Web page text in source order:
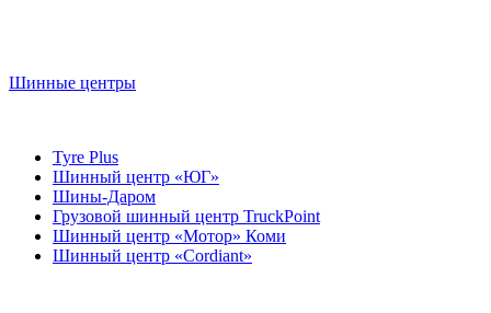
Шинные центры
Tyre Plus
Шинный центр «ЮГ»
Шины-Даром
Грузовой шинный центр TruckPoint
Шинный центр «Мотор» Коми
Шинный центр «Cordiant»